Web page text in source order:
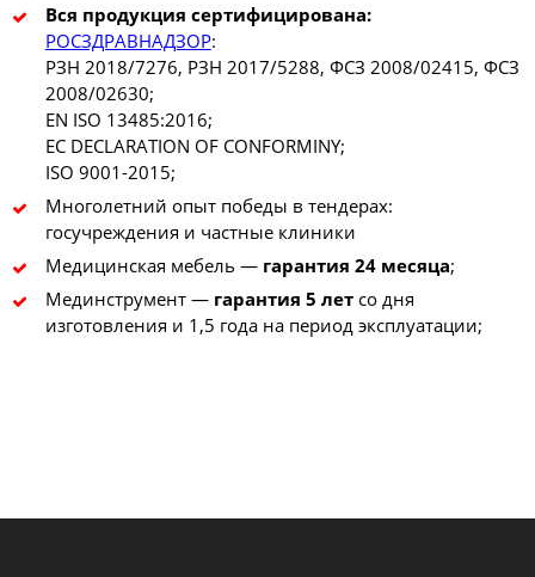
Вся продукция сертифицирована:
РОСЗДРАВНАДЗОР:
РЗН 2018/7276, РЗН 2017/5288, ФСЗ 2008/02415, ФСЗ
2008/02630;
EN ISO 13485:2016;
EC DECLARATION OF CONFORMINY;
ISO 9001-2015;
Многолетний опыт победы в тендерах:
госучреждения и частные клиники
Медицинская мебель — гарантия 24 месяца;
Мединструмент — гарантия 5 летсо дня
изготовления и 1,5 года на период эксплуатации;